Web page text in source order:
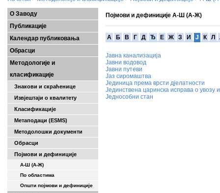
О Заводу
Публикације
Календар публиковања
Обрасци
Методологије и
класификације
Знакови и скраћенице
Извјештаји о квалитету
Класификације
Метаподаци (ESMS)
Методолошки документи
Обрасци
Појмови и дефиниције
А-Ш (A-Ж)
По областима
Општи појмови и дефиниције
Појмови и дефиниције А-Ш (А-Ж)
A Б В Г Д Ђ Е Ж З И Ј К Л
Јавна канализација
Јавни водовод
Јавни путеви
Јаз сиромаштва
Јединица према врсти дјелатности
Јединствена царинска исправа о увозу
Једнособни стан